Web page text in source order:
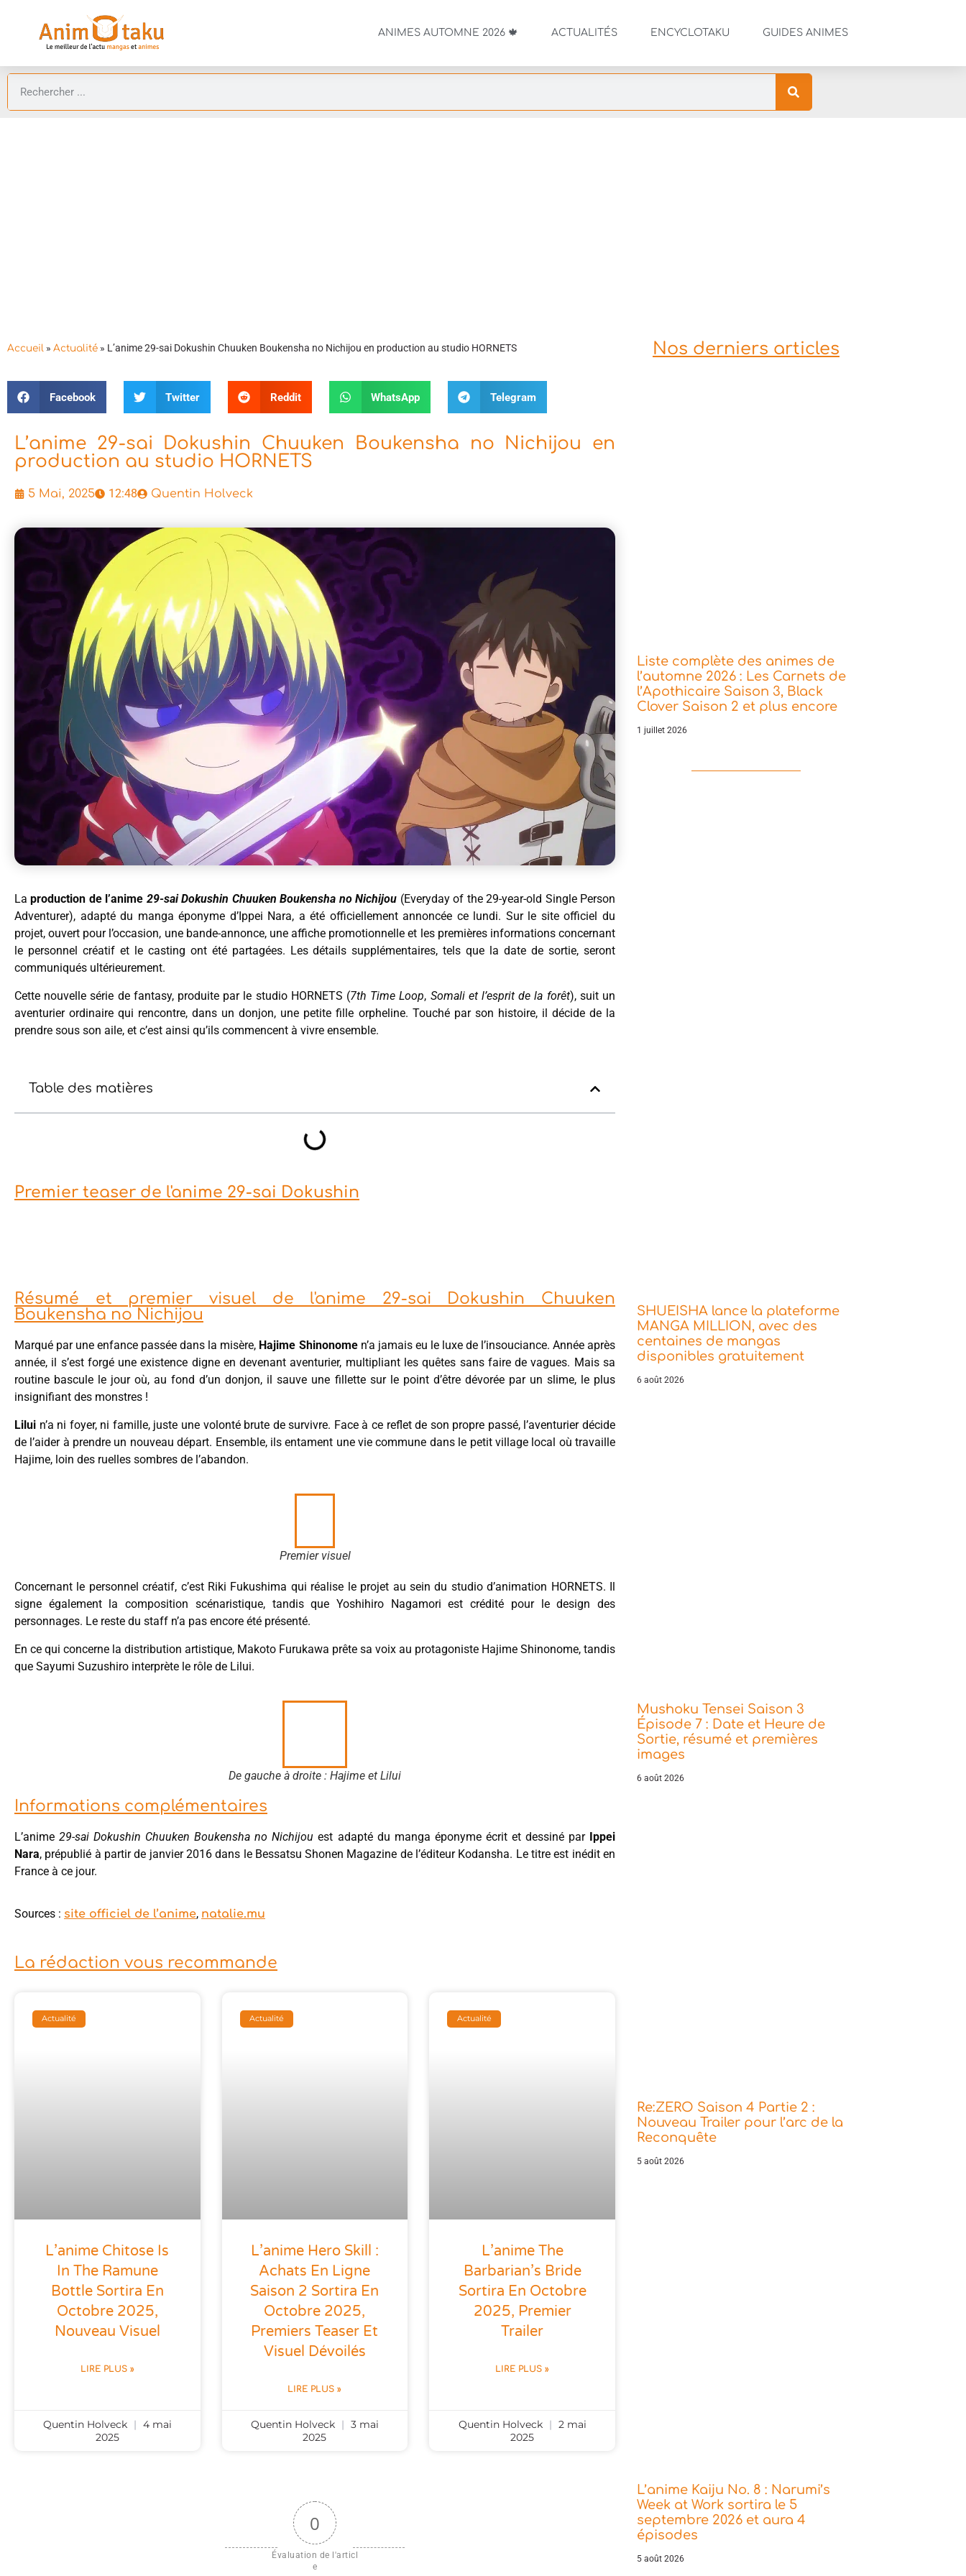
ANIMES AUTOMNE 2026 🍁 ACTUALITÉS ENCYCLOTAKU GUIDES ANIMES
Accueil » Actualité » L’anime 29-sai Dokushin Chuuken Boukensha no Nichijou en production au studio HORNETS
Facebook Twitter Reddit WhatsApp Telegram
L’anime 29-sai Dokushin Chuuken Boukensha no Nichijou en
production au studio HORNETS
5 Mai, 2025 12:48 Quentin Holveck
Laproduction de l’anime 29-sai Dokushin Chuuken Boukensha no Nichijou (Everyday of the 29-year-old Single Person
Adventurer), adapté du manga éponyme d’Ippei Nara, a été officiellement annoncée ce lundi. Sur le site officiel du
projet, ouvert pour l’occasion, une bande-annonce, une affiche promotionnelle et les premières informations concernant
le personnel créatif et le casting ont été partagées. Les détails supplémentaires, tels que la date de sortie, seront
communiqués ultérieurement.
Cette nouvelle série de fantasy, produite par le studio HORNETS (7th Time Loop, Somali et l’esprit de la forêt), suit un
aventurier ordinaire qui rencontre, dans un donjon, une petite fille orpheline. Touché par son histoire, il décide de la
prendre sous son aile, et c’est ainsi qu’ils commencent à vivre ensemble.
Table des matières
Premier teaser de l'anime 29-sai Dokushin
Résumé et premier visuel de l'anime 29-sai Dokushin Chuuken
Boukensha no Nichijou
Marqué par une enfance passée dans la misère, Hajime Shinonome n’a jamais eu le luxe de l’insouciance. Année après
année, il s’est forgé une existence digne en devenant aventurier, multipliant les quêtes sans faire de vagues. Mais sa
routine bascule le jour où, au fond d’un donjon, il sauve une fillette sur le point d’être dévorée par un slime, le plus
insignifiant des monstres !
Lilui n’a ni foyer, ni famille, juste une volonté brute de survivre. Face à ce reflet de son propre passé, l’aventurier décide
de l’aider à prendre un nouveau départ. Ensemble, ils entament une vie commune dans le petit village local où travaille
Hajime, loin des ruelles sombres de l’abandon.
Premier visuel
Concernant le personnel créatif, c’est Riki Fukushima qui réalise le projet au sein du studio d’animation HORNETS. Il
signe également la composition scénaristique, tandis que Yoshihiro Nagamori est crédité pour le design des
personnages. Le reste du staff n’a pas encore été présenté.
En ce qui concerne la distribution artistique, Makoto Furukawa prête sa voix au protagoniste Hajime Shinonome, tandis
que Sayumi Suzushiro interprète le rôle de Lilui.
De gauche à droite : Hajime et Lilui
Informations complémentaires
L’anime29-sai Dokushin Chuuken Boukensha no Nichijou est adapté du manga éponyme écrit et dessiné parIppei
Nara, prépublié à partir de janvier 2016 dans le Bessatsu Shonen Magazine de l’éditeur Kodansha. Le titre est inédit en
France à ce jour.
Sources : site officiel de l’anime, natalie.mu
La rédaction vous recommande
Actualité
L’anime Chitose Is
In The Ramune
Bottle Sortira En
Octobre 2025,
Nouveau Visuel
LIRE PLUS »
Quentin Holveck
4 mai
2025
Actualité
L’anime Hero Skill :
Achats En Ligne
Saison 2 Sortira En
Octobre 2025,
Premiers Teaser Et
Visuel Dévoilés
LIRE PLUS »
Quentin Holveck
3 mai
2025
Actualité
L’anime The
Barbarian’s Bride
Sortira En Octobre
2025, Premier
Trailer
LIRE PLUS »
Quentin Holveck
2 mai
2025
0
Évaluation de l'articl
e
Nos derniers articles
Liste complète des animes de
l’automne 2026 : Les Carnets de
l’Apothicaire Saison 3, Black
Clover Saison 2 et plus encore
1 juillet 2026
SHUEISHA lance la plateforme
MANGA MILLION, avec des
centaines de mangas
disponibles gratuitement
6 août 2026
Mushoku Tensei Saison 3
Épisode 7 : Date et Heure de
Sortie, résumé et premières
images
6 août 2026
Re:ZERO Saison 4 Partie 2 :
Nouveau Trailer pour l’arc de la
Reconquête
5 août 2026
L’anime Kaiju No. 8 : Narumi’s
Week at Work sortira le 5
septembre 2026 et aura 4
épisodes
5 août 2026